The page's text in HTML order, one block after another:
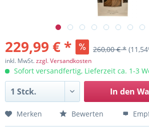
229,99 € * 260,00 € *
inkl. MwSt.zzgl. Versandkosten
Sofort versandfertig, Lieferzeit ca. 1-3
In den
Merken Bewerten